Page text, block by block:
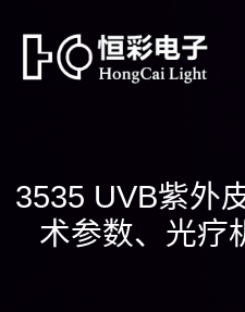
3535 UVB紫外
术参数、光疗